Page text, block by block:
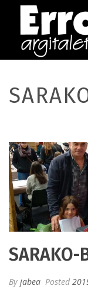
SARAKO-
By jabea Posted